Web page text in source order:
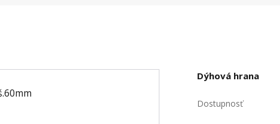
Dýhová hrana
Dostupnosť